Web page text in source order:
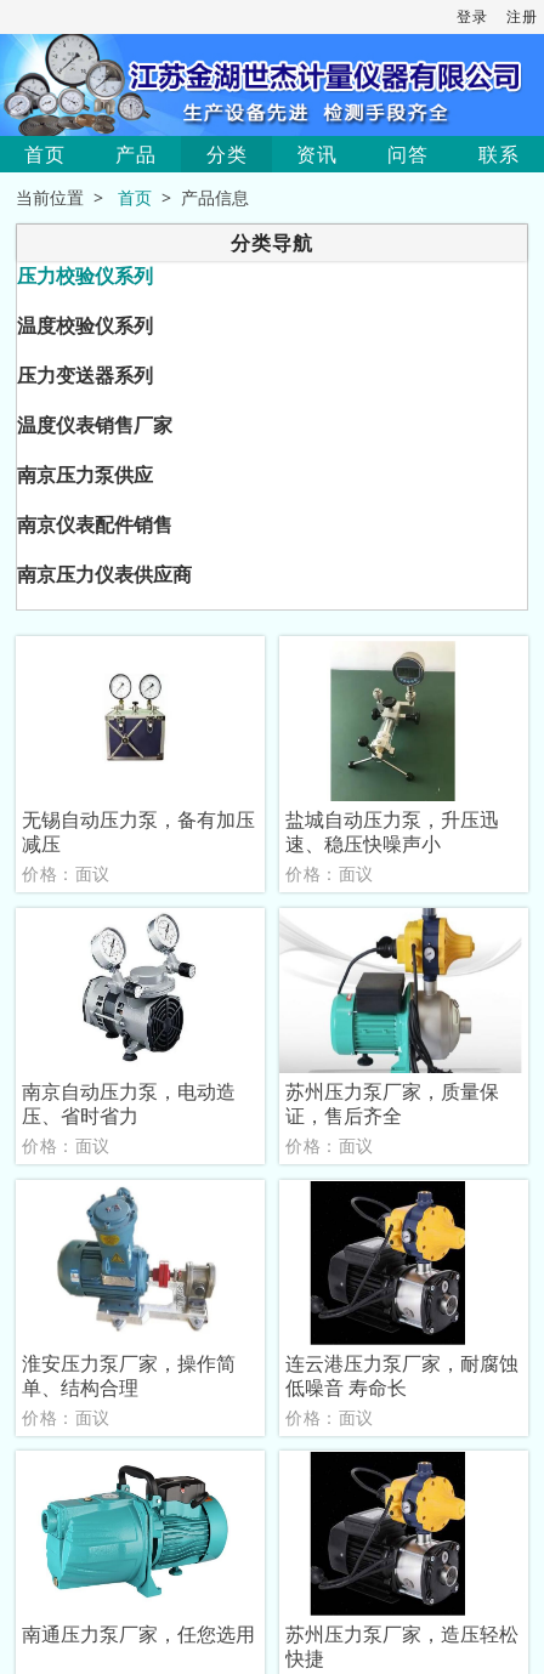
登录 注册
首页 产品 分类 资讯 问答 联系
当前位置 >首页 > 产品信息
分类导航
压力校验仪系列
温度校验仪系列
压力变送器系列
温度仪表销售厂家
南京压力泵供应
南京仪表配件销售
南京压力仪表供应商
无锡自动压力泵，备有加压
减压
价格：面议
盐城自动压力泵，升压迅
速、稳压快噪声小
价格：面议
南京自动压力泵，电动造
压、省时省力
价格：面议
苏州压力泵厂家，质量保
证，售后齐全
价格：面议
淮安压力泵厂家，操作简
单、结构合理
价格：面议
连云港压力泵厂家，耐腐蚀
低噪音 寿命长
价格：面议
南通压力泵厂家，任您选用
苏州压力泵厂家，造压轻松
快捷